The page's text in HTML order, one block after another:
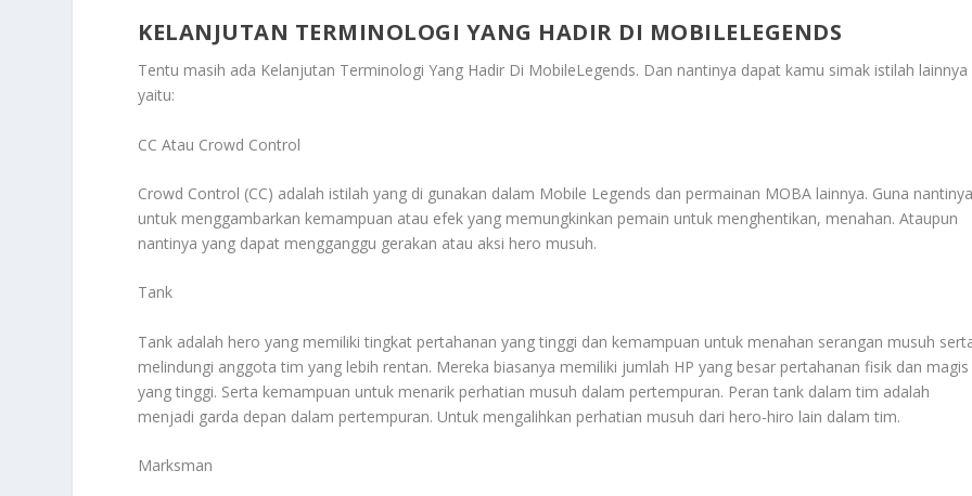
KELANJUTAN TERMINOLOGI YANG HADIR DI MOBILELEGENDS
Tentu masih ada Kelanjutan Terminologi Yang Hadir Di MobileLegends. Dan nantinya dapat kamu simak istilah lainnya
yaitu:
CC Atau Crowd Control
Crowd Control (CC) adalah istilah yang di gunakan dalam Mobile Legends dan permainan MOBA lainnya. Guna
untuk menggambarkan kemampuan atau efek yang memungkinkan pemain untuk menghentikan, menahan. Ataupun
nantinya yang dapat mengganggu gerakan atau aksi hero musuh.
Tank
Tank adalah hero yang memiliki tingkat pertahanan yang tinggi dan kemampuan untuk menahan serangan musuh
melindungi anggota tim yang lebih rentan. Mereka biasanya memiliki jumlah HP yang besar pertahanan fisik dan magis
yang tinggi. Serta kemampuan untuk menarik perhatian musuh dalam pertempuran. Peran tank dalam tim adalah
menjadi garda depan dalam pertempuran. Untuk mengalihkan perhatian musuh dari hero-hiro lain dalam tim.
Marksman